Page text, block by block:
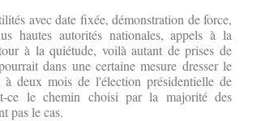
avec date fixée, démonstration de force,
hautes autorités nationales, appels à la
à la quiétude, voilà autant de prises de
dans une certaine mesure dresser le
deux mois de l'élection présidentielle de
ce le chemin choisi par la majorité des
pas le cas.